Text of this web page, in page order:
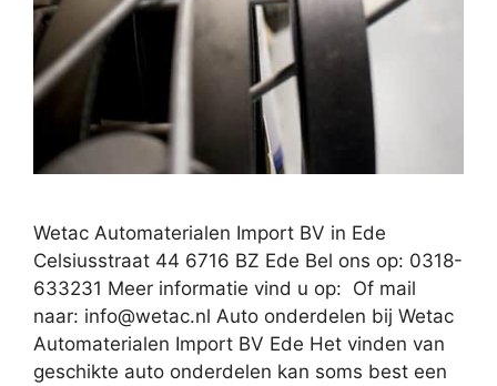
Wetac Automaterialen Import BV in Ede
Celsiusstraat 44 6716 BZ Ede Bel ons op: 0318-
633231 Meer informatie vind u op: Of mail
naar: info@wetac.nl Auto onderdelen bij Wetac
Automaterialen Import BV Ede Het vinden van
geschikte auto onderdelen kan soms best een